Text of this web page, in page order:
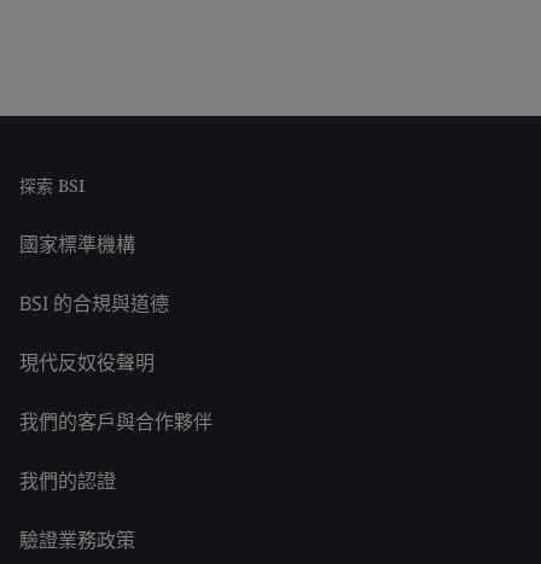
探索 BSI
國家標準機構
BSI 的合規與道德
現代反奴役聲明
我們的客戶與合作夥伴
我們的認證
驗證業務政策